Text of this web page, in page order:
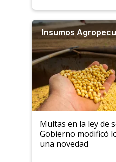
Insumos
Multas en la ley de
Gobierno modificó
una novedad